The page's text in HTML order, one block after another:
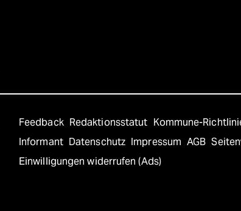
Feedback Redaktionsstatut Kommune-
Informant Datenschutz Impressum AGB
Einwilligungen widerrufen (Ads)